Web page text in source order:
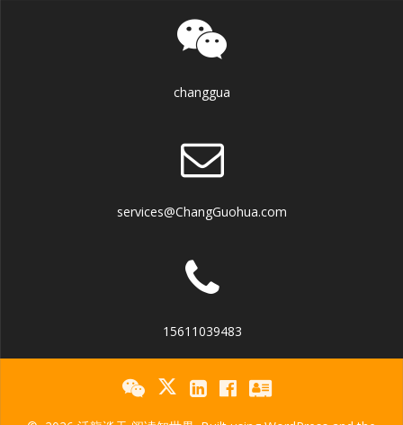
changgua
services@ChangGuohua.com
15611039483